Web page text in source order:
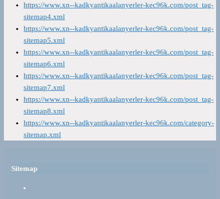
https://www.xn--kadkyantikaalanyerler-kec96k.com/post_tag-
sitemap4.xml
https://www.xn--kadkyantikaalanyerler-kec96k.com/post_tag-
sitemap5.xml
https://www.xn--kadkyantikaalanyerler-kec96k.com/post_tag-
sitemap6.xml
https://www.xn--kadkyantikaalanyerler-kec96k.com/post_tag-
sitemap7.xml
https://www.xn--kadkyantikaalanyerler-kec96k.com/post_tag-
sitemap8.xml
https://www.xn--kadkyantikaalanyerler-kec96k.com/category-
sitemap.xml
Sitemap